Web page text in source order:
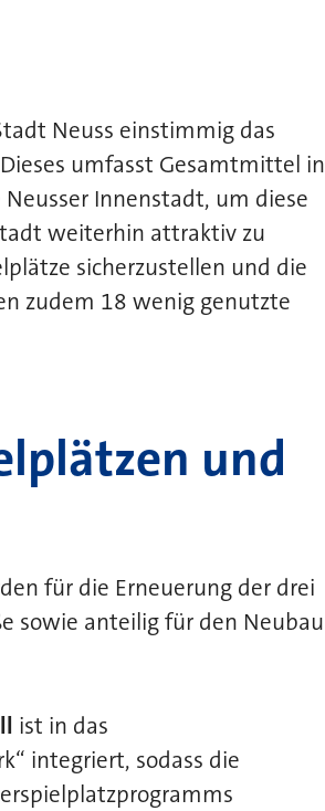
Neuss einstimmig das
umfasst Gesamtmittel in
Innenstadt, um diese
weiterhin attraktiv zu
sicherzustellen und die
zudem 18 wenig genutzte
und
für die Erneuerung der drei
sowie anteilig für den Neubau
ist in das
integriert, sodass die